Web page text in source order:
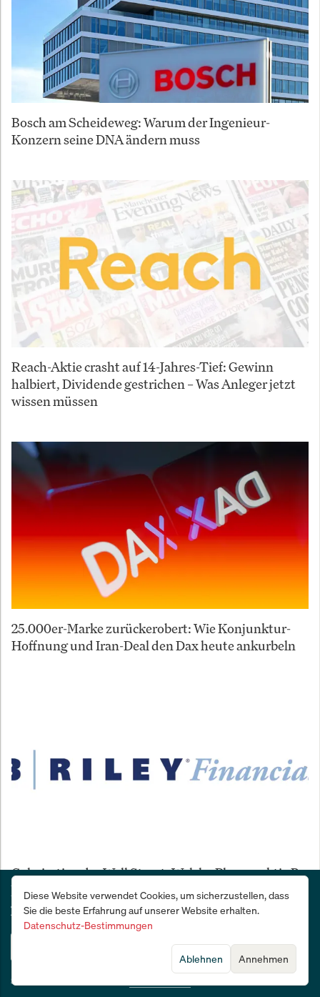
Deutschlands Wirtschafts- und Finanzzeitung:
28 Tage kostenlos testen
Sie sind bereits Abonnent?
Bosch am Scheideweg: Warum der Ingenieur-
Konzern seine DNA ändern muss
Reach-Aktie crasht auf 14-Jahres-Tief: Gewinn
halbiert, Dividende gestrichen – Was Anleger jetzt
wissen müssen
25.000er-Marke zurückerobert: Wie Konjunktur-
Hoffnung und Iran-Deal den Dax heute ankurbeln
Geheimtipp der Wall Street: Welche Pharmaaktie B.
Riley jetzt zum Kauf empfiehlt
Diese Website verwendet Cookies, um sicherzustellen, dass
Sie die beste Erfahrung auf unserer Website erhalten.
Datenschutz-Bestimmungen
Annehmen
Ablehnen